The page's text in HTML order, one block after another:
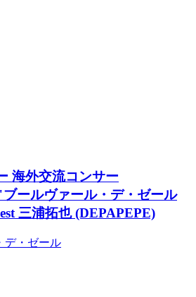
海外交流コンサー
ールヴァール・デ・ゼール
三浦拓也 (DEPAPEPE)
デ・ゼール